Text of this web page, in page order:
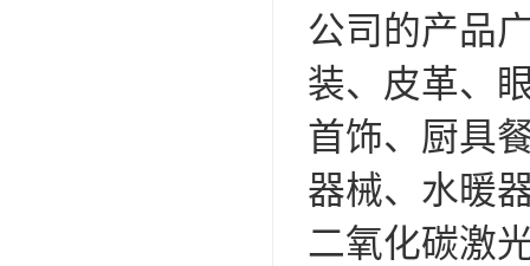
公司的产品
装、皮革、
首饰、厨具
器械、水暖
二氧化碳激